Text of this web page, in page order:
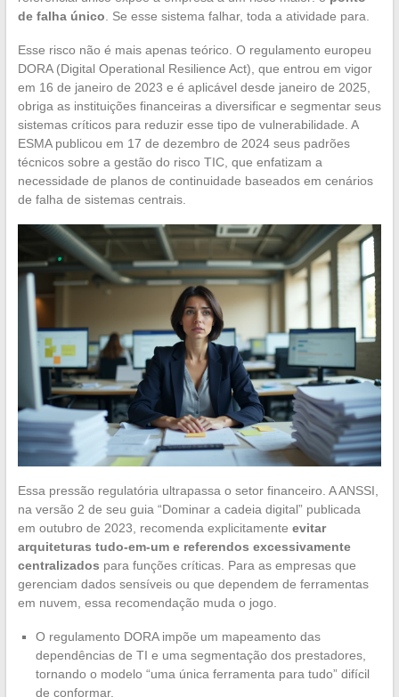
de falha único . Se esse sistema falhar, toda a atividade para.
Esse risco não é mais apenas teórico. O regulamento europeu
DORA (Digital Operational Resilience Act), que entrou em vigor
em 16 de janeiro de 2023 e é aplicável desde janeiro de 2025,
obriga as instituições financeiras a diversificar e segmentar seus
sistemas críticos para reduzir esse tipo de vulnerabilidade. A
ESMA publicou em 17 de dezembro de 2024 seus padrões
técnicos sobre a gestão do risco TIC, que enfatizam a
necessidade de planos de continuidade baseados em cenários
de falha de sistemas centrais.
Essa pressão regulatória ultrapassa o setor financeiro. A ANSSI,
na versão 2 de seu guia “Dominar a cadeia digital” publicada
em outubro de 2023, recomenda explicitamente evitar
arquiteturas tudo-em-um e referendos excessivamente
centralizados para funções críticas. Para as empresas que
gerenciam dados sensíveis ou que dependem de ferramentas
em nuvem, essa recomendação muda o jogo.
O regulamento DORA impõe um mapeamento das
dependências de TI e uma segmentação dos prestadores,
tornando o modelo “uma única ferramenta para tudo” difícil
de conformar.